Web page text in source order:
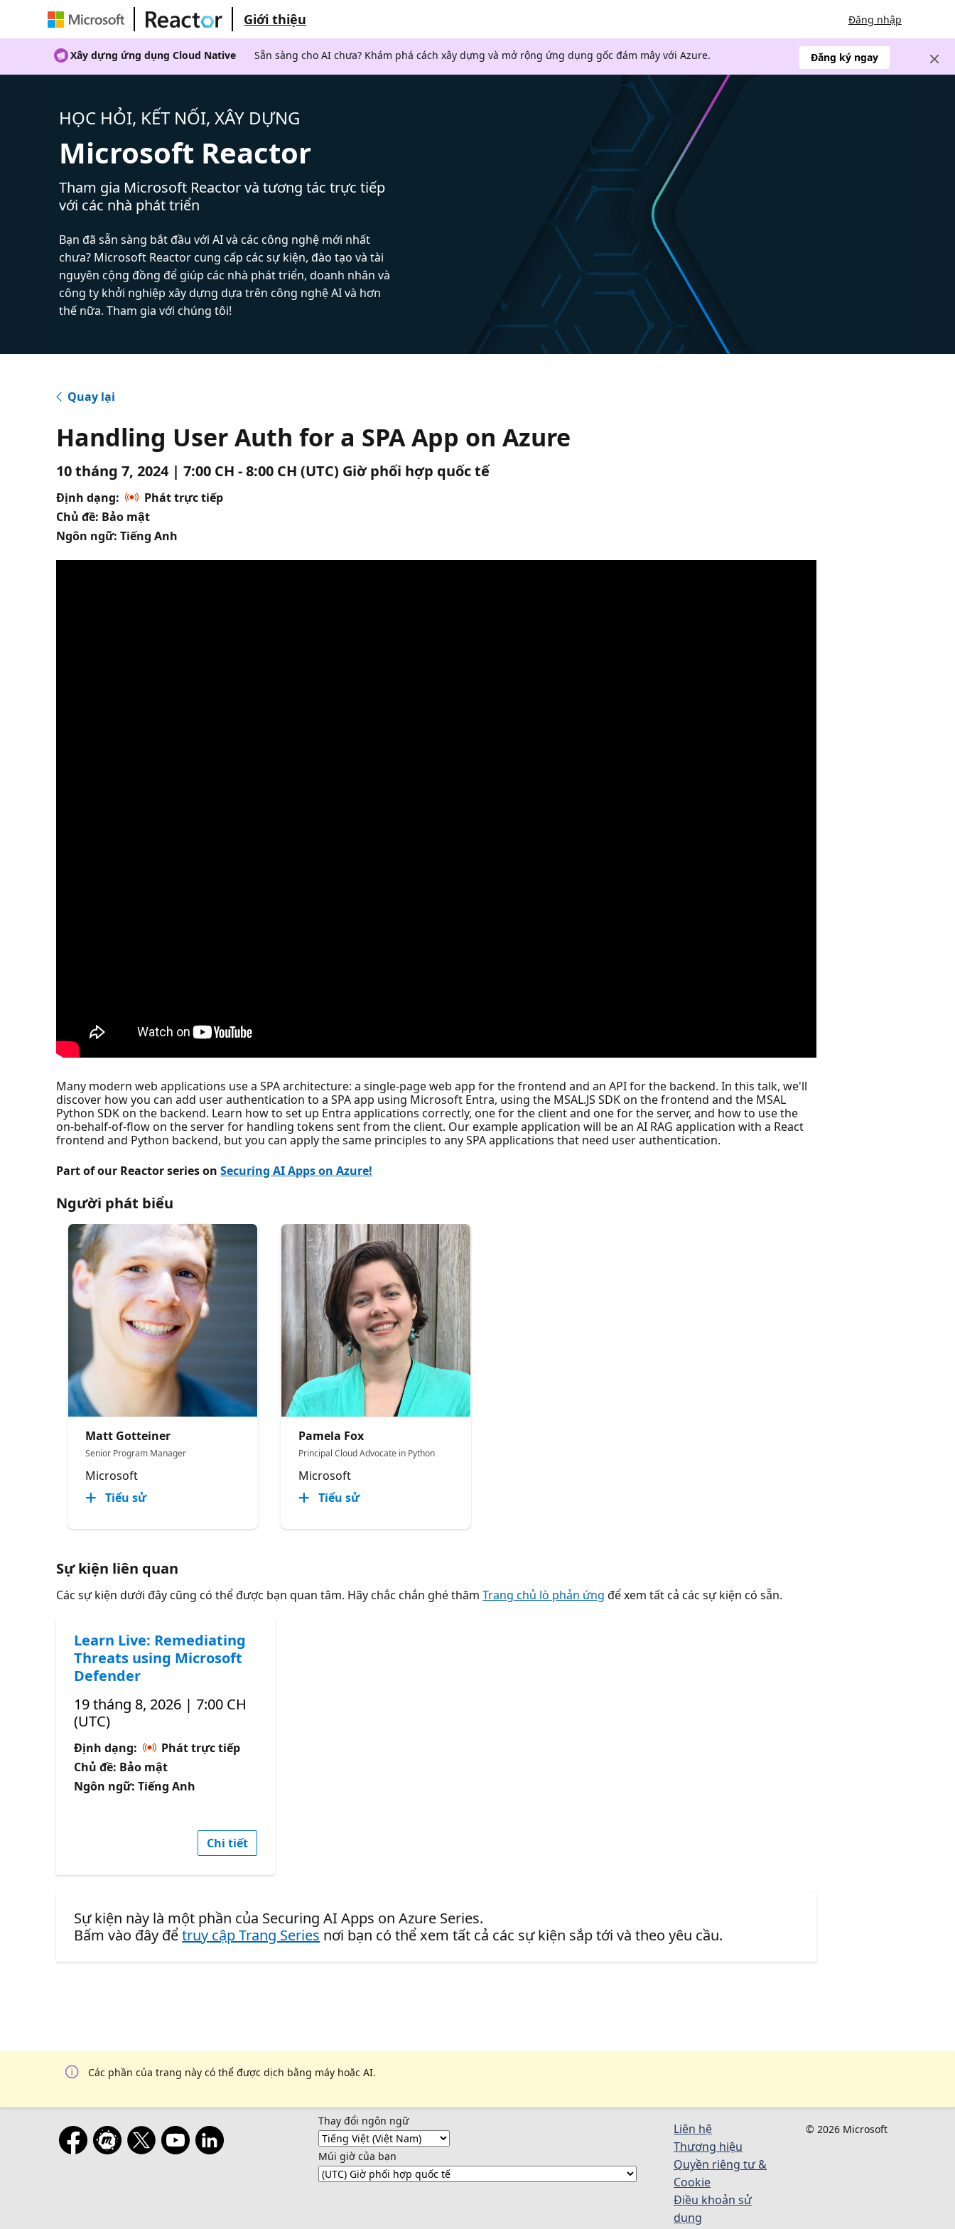
Giới thiệu Đăng nhập
Xây dựng ứng dụng Cloud Native Sẵn sàng cho AI chưa? Khám phá cách xây dựng và mở rộng ứng dụng gốc đám mây với Azure. Đăng ký ngay
HỌC HỎI, KẾT NỐI, XÂY DỰNG
Microsoft Reactor
Tham gia Microsoft Reactor và tương tác trực tiếp
với các nhà phát triển
Bạn đã sẵn sàng bắt đầu với AI và các công nghệ mới nhất
chưa? Microsoft Reactor cung cấp các sự kiện, đào tạo và tài
nguyên cộng đồng để giúp các nhà phát triển, doanh nhân và
công ty khởi nghiệp xây dựng dựa trên công nghệ AI và hơn
thế nữa. Tham gia với chúng tôi!
Quay lại
Handling User Auth for a SPA App on Azure
10 tháng 7, 2024 | 7:00 CH - 8:00 CH (UTC) Giờ phối hợp quốc tế
Định dạng:
Phát trực tiếp
Chủ đề: Bảo mật
Ngôn ngữ: Tiếng Anh
Many modern web applications use a SPA architecture: a single-page web app for the frontend and an API for the backend. In this talk, we'll
discover how you can add user authentication to a SPA app using Microsoft Entra, using the MSAL.JS SDK on the frontend and the MSAL
Python SDK on the backend. Learn how to set up Entra applications correctly, one for the client and one for the server, and how to use the
on-behalf-of-flow on the server for handling tokens sent from the client. Our example application will be an AI RAG application with a React
frontend and Python backend, but you can apply the same principles to any SPA applications that need user authentication.
Part of our Reactor series onSecuring AI Apps on Azure!
Người phát biểu
Matt Gotteiner
Senior Program Manager
Microsoft
Tiểu sử
Pamela Fox
Principal Cloud Advocate in Python
Microsoft
Tiểu sử
Sự kiện liên quan
Các sự kiện dưới đây cũng có thể được bạn quan tâm. Hãy chắc chắn ghé thămTrang chủ lò phản ứng để xem tất cả các sự kiện có sẵn.
Learn Live: Remediating
Threats using Microsoft
Defender
19 tháng 8, 2026 | 7:00 CH
(UTC)
Định dạng:
Phát trực tiếp
Chủ đề: Bảo mật
Ngôn ngữ: Tiếng Anh
Chi tiết
Sự kiện này là một phần của Securing AI Apps on Azure Series.
Bấm vào đây đểtruy cập Trang Series nơi bạn có thể xem tất cả các sự kiện sắp tới và theo yêu cầu.
Các phần của trang này có thể được dịch bằng máy hoặc AI.
Thay đổi ngôn ngữ
Múi giờ của bạn
Liên hệ
Thương hiệu
Quyền riêng tư &
Cookie
Điều khoản sử
dụng
© 2026 Microsoft